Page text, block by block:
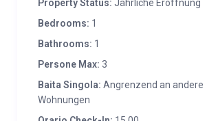
einem 200 x 180 Bett. Der
mit Sat-TV, wird dominiert von
Alternativ besteht die Möglichkeit,
inbegriffen sind
Property Status: Jährliche Eröffnung
Bedrooms: 1
Bathrooms: 1
Persone Max: 3
Baita Singola: Angrenzend an andere
Wohnungen